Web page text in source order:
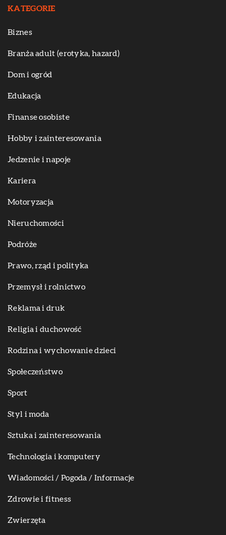
KATEGORIE
Biznes
Branża adult (erotyka, hazard)
Dom i ogród
Edukacja
Finanse osobiste
Hobby i zainteresowania
Jedzenie i napoje
Kariera
Motoryzacja
Nieruchomości
Podróże
Prawo, rząd i polityka
Przemysł i rolnictwo
Reklama i druk
Religia i duchowość
Rodzina i wychowanie dzieci
Społeczeństwo
Sport
Styl i moda
Sztuka i zainteresowania
Technologia i komputery
Wiadomości / Pogoda / Informacje
Zdrowie i fitness
Zwierzęta